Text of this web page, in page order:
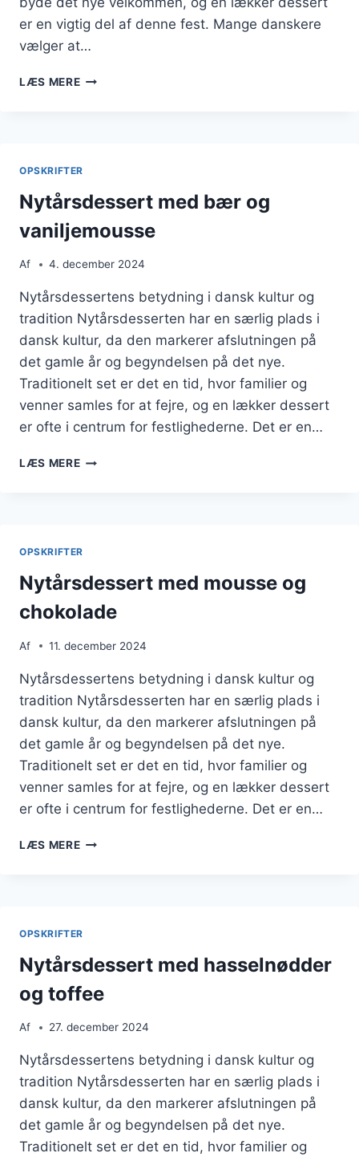
er en vigtig del af denne fest. Mange danskere
vælger at…
LÆS MERENYTÅRSDESSERT
OPSKRIFTER
Nytårsdessert med bær og
vaniljemousse
Af 4. december 2024
Nytårsdessertens betydning i dansk kultur og
tradition Nytårsdesserten har en særlig plads i
dansk kultur, da den markerer afslutningen på
det gamle år og begyndelsen på det nye.
Traditionelt set er det en tid, hvor familier og
venner samles for at fejre, og en lækker dessert
er ofte i centrum for festlighederne. Det er en…
LÆS MERENYTÅRSDESSERT
OPSKRIFTER
Nytårsdessert med mousse og
chokolade
Af 11. december 2024
Nytårsdessertens betydning i dansk kultur og
tradition Nytårsdesserten har en særlig plads i
dansk kultur, da den markerer afslutningen på
det gamle år og begyndelsen på det nye.
Traditionelt set er det en tid, hvor familier og
venner samles for at fejre, og en lækker dessert
er ofte i centrum for festlighederne. Det er en…
LÆS MERENYTÅRSDESSERT
OPSKRIFTER
Nytårsdessert med hasselnødder
og toffee
Af 27. december 2024
Nytårsdessertens betydning i dansk kultur og
tradition Nytårsdesserten har en særlig plads i
dansk kultur, da den markerer afslutningen på
det gamle år og begyndelsen på det nye.
Traditionelt set er det en tid, hvor familier og